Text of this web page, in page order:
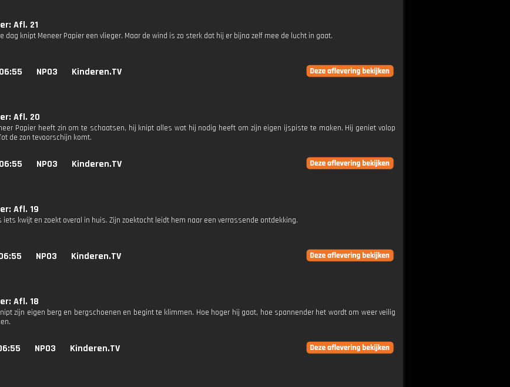
Afl. 21
dag knipt Meneer Papier een vlieger. Maar de wind is zo sterk dat hij er bijna zelf mee de lucht in gaat.
NPO3 Kinderen.TV
Afl. 20
Papier heeft zin om te schaatsen, hij knipt alles wat hij nodig heeft om zijn eigen ijspiste te maken. Hij geniet volop
de zon tevoorschijn komt.
NPO3 Kinderen.TV
Afl. 19
iets kwijt en zoekt overal in huis. Zijn zoektocht leidt hem naar een verrassende ontdekking.
NPO3 Kinderen.TV
Afl. 18
zijn eigen berg en bergschoenen en begint te klimmen. Hoe hoger hij gaat, hoe spannender het wordt om weer veilig
NPO3 Kinderen.TV